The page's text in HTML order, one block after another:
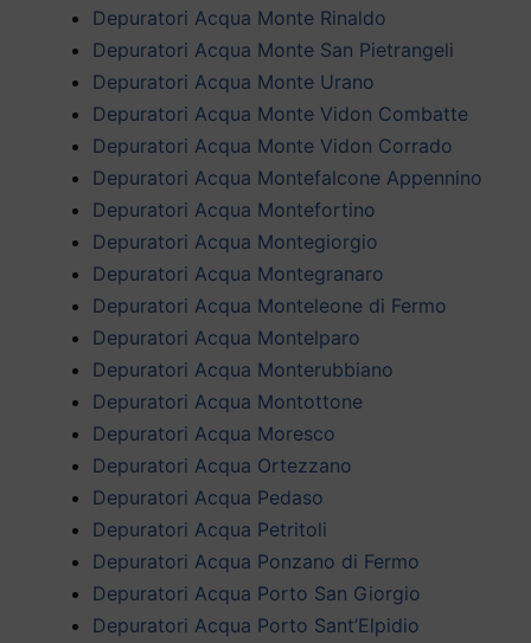
Depuratori Acqua Monte Rinaldo
Depuratori Acqua Monte San Pietrangeli
Depuratori Acqua Monte Urano
Depuratori Acqua Monte Vidon Combatte
Depuratori Acqua Monte Vidon Corrado
Depuratori Acqua Montefalcone Appennino
Depuratori Acqua Montefortino
Depuratori Acqua Montegiorgio
Depuratori Acqua Montegranaro
Depuratori Acqua Monteleone di Fermo
Depuratori Acqua Montelparo
Depuratori Acqua Monterubbiano
Depuratori Acqua Montottone
Depuratori Acqua Moresco
Depuratori Acqua Ortezzano
Depuratori Acqua Pedaso
Depuratori Acqua Petritoli
Depuratori Acqua Ponzano di Fermo
Depuratori Acqua Porto San Giorgio
Depuratori Acqua Porto Sant’Elpidio